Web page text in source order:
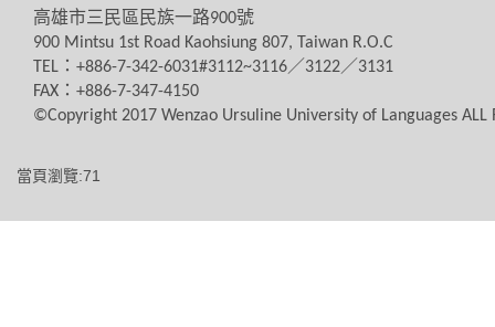
高雄市三民區民族一路900號
900 Mintsu 1st Road Kaohsiung 807, Taiwan R.O.C
TEL ： +886-7-342-6031#3112~3116／ 3122／ 3131
FAX ： +886-7-347-4150
©Copyright 2017 Wenzao Ursuline University of Languages ALL
當頁瀏覽:71